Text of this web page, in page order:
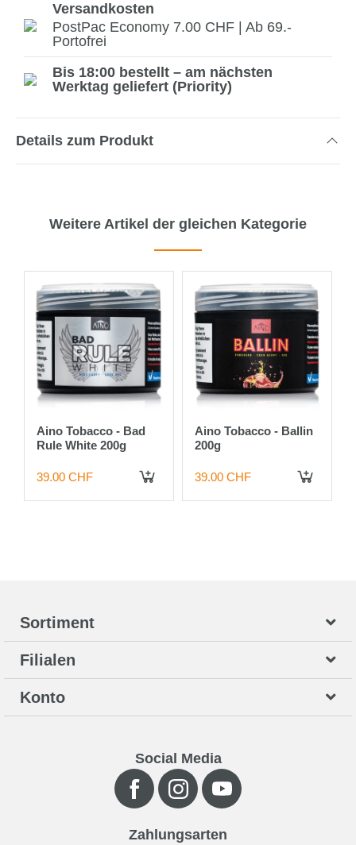
Versandkosten
PostPac Economy 7.00 CHF | Ab 69.-
Portofrei
Bis 18:00 bestellt – am nächsten
Werktag geliefert (Priority)
Details zum Produkt
Weitere Artikel der gleichen Kategorie
Aino Tobacco - Bad
Rule White 200g
39.00 CHF
Aino Tobacco - Ballin
200g
39.00 CHF
Sortiment
Filialen
Konto
Social Media
Zahlungsarten